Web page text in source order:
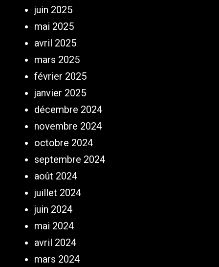
juin 2025
mai 2025
avril 2025
mars 2025
février 2025
janvier 2025
décembre 2024
novembre 2024
octobre 2024
septembre 2024
août 2024
juillet 2024
juin 2024
mai 2024
avril 2024
mars 2024